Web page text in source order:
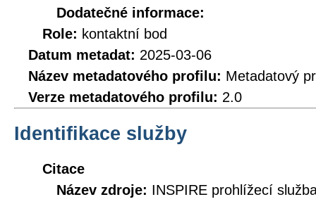
Dodatečné informace:
Role: kontaktní bod
Datum metadat: 2025-03-06
Název metadatového profilu: Metadatový
Verze metadatového profilu: 2.0
Identifikace služby
Citace
Název zdroje: INSPIRE prohlížecí